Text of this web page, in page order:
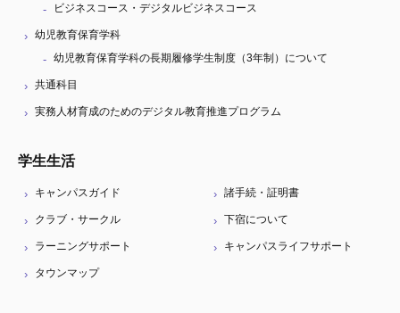
ビジネスコース・デジタルビジネスコース
幼児教育保育学科
幼児教育保育学科の長期履修学生制度（3年制）について
共通科目
実務人材育成のためのデジタル教育推進プログラム
学生生活
キャンパスガイド 諸手続・証明書
クラブ・サークル 下宿について
ラーニングサポート キャンパスライフサポート
タウンマップ